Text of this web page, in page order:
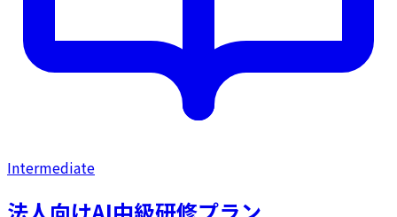
Intermediate